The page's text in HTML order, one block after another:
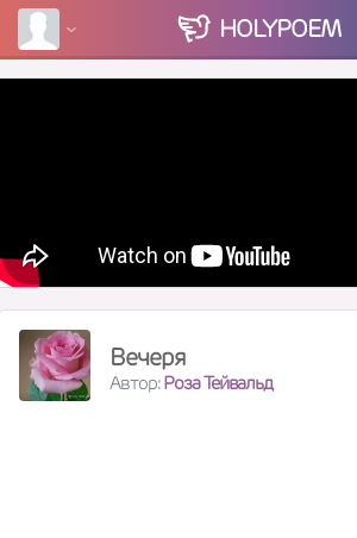
HOLYPOEM
Вечеря
Автор:Роза Тейвальд